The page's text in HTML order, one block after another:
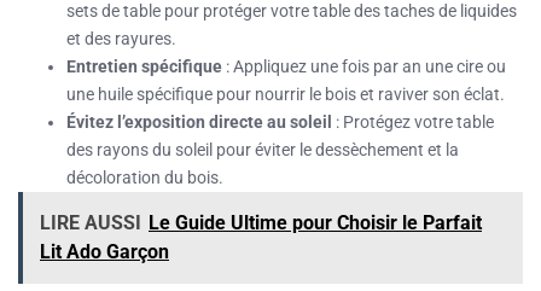
sets de table pour protéger votre table des taches de liquides
et des rayures.
Entretien spécifique : Appliquez une fois par an une cire ou
une huile spécifique pour nourrir le bois et raviver son éclat.
Évitez l’exposition directe au soleil : Protégez votre table
des rayons du soleil pour éviter le dessèchement et la
décoloration du bois.
LIRE AUSSI
Le Guide Ultime pour Choisir le Parfait
Lit Ado Garçon